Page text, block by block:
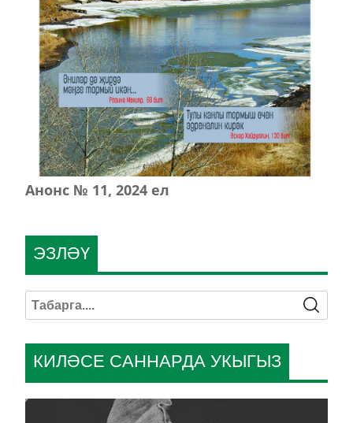
Анонс № 11, 2024 ел
КИЛӘСЕ САННАРДА УКЫГЫЗ
ЭЗЛӘҮ